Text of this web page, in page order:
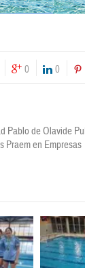
0 0
Pablo de Olavide
Praem en Empresas